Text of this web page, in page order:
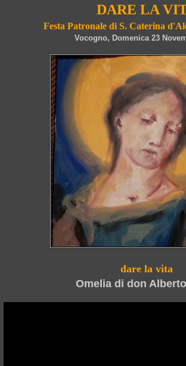
DARE LA
Festa Patronale di S. Caterina
Vocogno, Domenica 23
dare la vita
Omelia di don